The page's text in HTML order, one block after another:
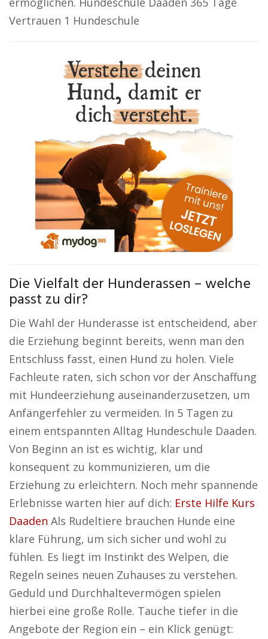
Vertrauen 1 Hundeschule
Die Vielfalt der Hunderassen – welche
passt zu dir?
Die Wahl der Hunderasse ist entscheidend, aber
die Erziehung beginnt bereits, wenn man den
Entschluss fasst, einen Hund zu holen. Viele
Fachleute raten, sich schon vor der Anschaffung
mit Hundeerziehung auseinanderzusetzen, um
Anfängerfehler zu vermeiden. In 5 Tagen zu
einem entspannten Alltag Hundeschule Daaden.
Von Beginn an ist es wichtig, klar und
konsequent zu kommunizieren, um die
Erziehung zu erleichtern. Noch mehr spannende
Erlebnisse warten hier auf dich: Erste Hilfe Kurs
Daaden Als Rudeltiere brauchen Hunde eine
klare Führung, um sich sicher und wohl zu
fühlen. Es liegt im Instinkt des Welpen, die
Regeln seines neuen Zuhauses zu verstehen.
Geduld und Durchhaltevermögen spielen
hierbei eine große Rolle. Tauche tiefer in die
Angebote der Region ein – ein Klick genügt: